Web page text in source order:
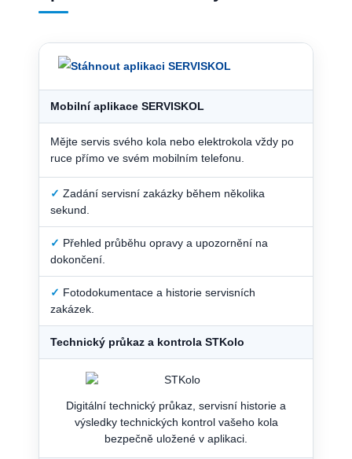
Mobilní aplikace SERVISKOL
Mějte servis svého kola nebo elektrokola vždy po
ruce přímo ve svém mobilním telefonu.
✓ Zadání servisní zakázky během několika
sekund.
✓ Přehled průběhu opravy a upozornění na
dokončení.
✓ Fotodokumentace a historie servisních
zakázek.
Technický průkaz a kontrola STKolo
Digitální technický průkaz, servisní historie a
výsledky technických kontrol vašeho kola
bezpečně uložené v aplikaci.